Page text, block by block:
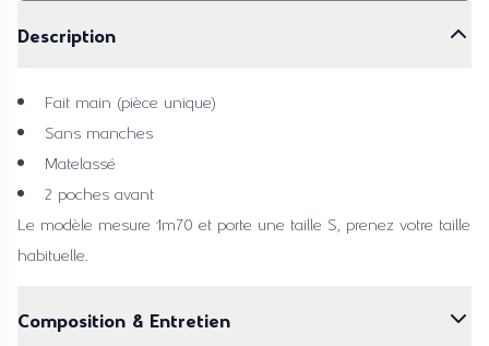
Description
Fait main (pièce unique)
Sans manches
Matelassé
2 poches avant
Le modèle mesure 1m70 et porte une taille S, prenez votre taille
habituelle.
Composition & Entretien